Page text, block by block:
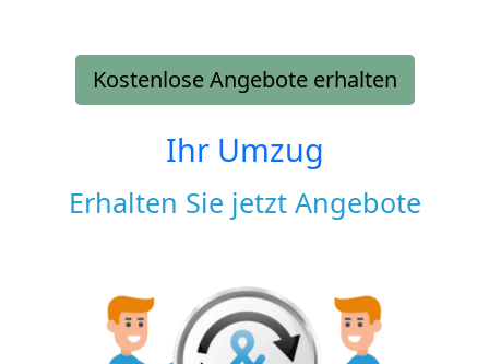
Kostenlose Angebote erhalten
Ihr Umzug
Erhalten Sie jetzt Angebote